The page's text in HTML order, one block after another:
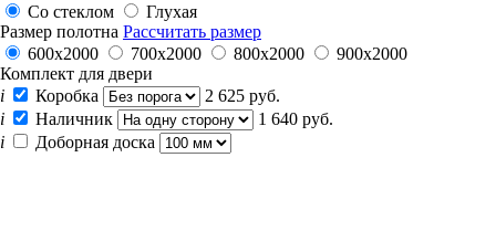
Со стеклом
Глухая
Размер полотна Рассчитать размер
600x2000
700x2000 800x2000
900x2000
Комплект для двери
i
Коробка
2 625 руб.
i
Наличник
1 640 руб.
i
Доборная доска